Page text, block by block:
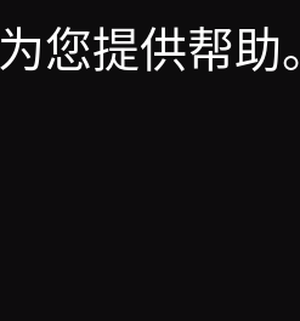
您提供帮助。